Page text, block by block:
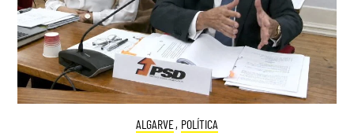
ALGARVE, POLÍTICA